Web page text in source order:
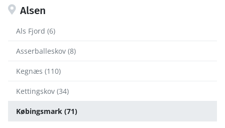
Alsen
Als Fjord (6)
Asserballeskov (8)
Kegnæs (110)
Kettingskov (34)
Købingsmark (71)